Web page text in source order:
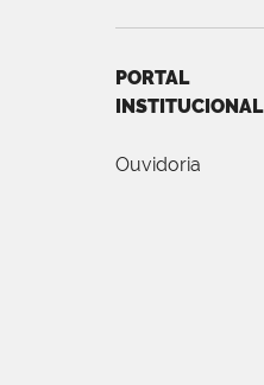
PORTAL
INSTITUCIONAL
Ouvidoria